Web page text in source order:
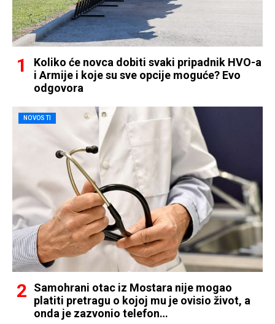
Koliko će novca dobiti svaki pripadnik HVO-a
i Armije i koje su sve opcije moguće? Evo
odgovora
NOVOSTI
Samohrani otac iz Mostara nije mogao
platiti pretragu o kojoj mu je ovisio život, a
onda je zazvonio telefon…